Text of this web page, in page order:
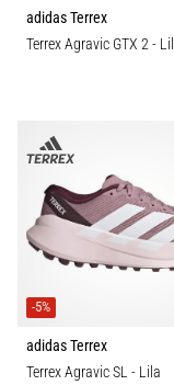
Hur
utförs
används
6. 8. 2026
Löparknä:
Orsaker,
behandling
Carbon
adidas Terrex
Terrex Agravic GTX 2-
-5%
adidas Terrex
Terrex Agravic SL - Lila